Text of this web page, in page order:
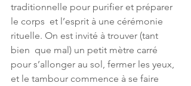
traditionnelle pour purifier et préparer
le corps  et l’esprit à une cérémonie
rituelle. On est invité à trouver (tant
bien  que mal) un petit mètre carré
pour s’allonger au sol, fermer les yeux,
et le tambour commence à se faire